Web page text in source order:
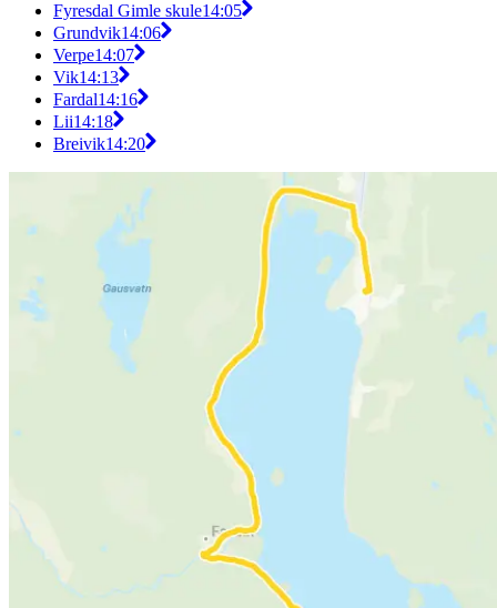
Fyresdal Gimle skule14:05
Grundvik14:06
Verpe14:07
Vik14:13
Fardal14:16
Lii14:18
Breivik14:20